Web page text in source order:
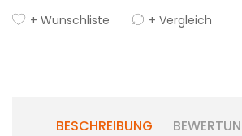
+ Wunschliste + Vergleich
BESCHREIBUNG